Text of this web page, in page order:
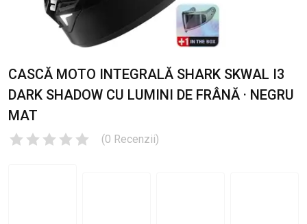
CASCĂ MOTO INTEGRALĂ SHARK SKWAL I3
DARK SHADOW CU LUMINI DE FRÂNĂ · NEGRU
MAT
(0 Recenzii)